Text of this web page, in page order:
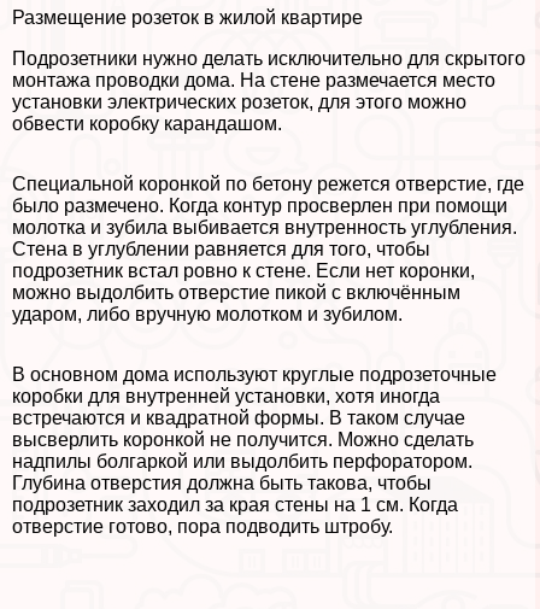
Размещение розеток в жилой квартире
Подрозетники нужно делать исключительно для скрытого
монтажа проводки дома. На стене размечается место
установки электрических розеток, для этого можно
обвести коробку карандашом.
Специальной коронкой по бетону режется отверстие, где
было размечено. Когда контур просверлен при помощи
молотка и зубила выбивается внутренность углубления.
Стена в углублении равняется для того, чтобы
подрозетник встал ровно к стене. Если нет коронки,
можно выдолбить отверстие пикой с включённым
ударом, либо вручную молотком и зубилом.
В основном дома используют круглые подрозеточные
коробки для внутренней установки, хотя иногда
встречаются и квадратной формы. В таком случае
высверлить коронкой не получится. Можно сделать
надпилы болгаркой или выдолбить перфоратором.
Глубина отверстия должна быть такова, чтобы
подрозетник заходил за края стены на 1 см. Когда
отверстие готово, пора подводить штробу.